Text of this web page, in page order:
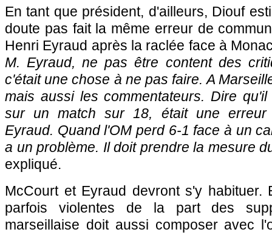
En tant que président, d'ailleurs, Diouf
doute pas fait la même erreur de
Henri Eyraud après la raclée face à
M. Eyraud, ne pas être content des
c'était une chose à ne pas faire. A
mais aussi les commentateurs. Dire
sur un match sur 18, était une erreur
Eyraud. Quand l'OM perd 6-1 face à un
a un problème. Il doit prendre la mesure
expliqué.
McCourt et Eyraud devront s'y habituer.
parfois violentes de la part des
marseillaise doit aussi composer avec